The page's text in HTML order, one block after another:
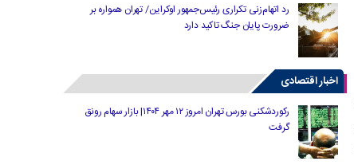
رد اتهام‌زنی تکراری رئیس‌جمهور اوکراین/ تهران همواره بر
ضرورت پایان جنگ تاکید دارد
اخبار اقتصادی
رکوردشکنی بورس تهران امروز ۱۲ مهر ۱۴۰۴| بازار سهام رونق
گرفت